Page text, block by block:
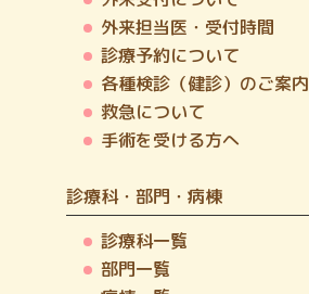
外来担当医・受付時間
診療予約について
各種検診（健診）のご案内
救急について
手術を受ける方へ
診療科・部門・病棟
診療科一覧
部門一覧